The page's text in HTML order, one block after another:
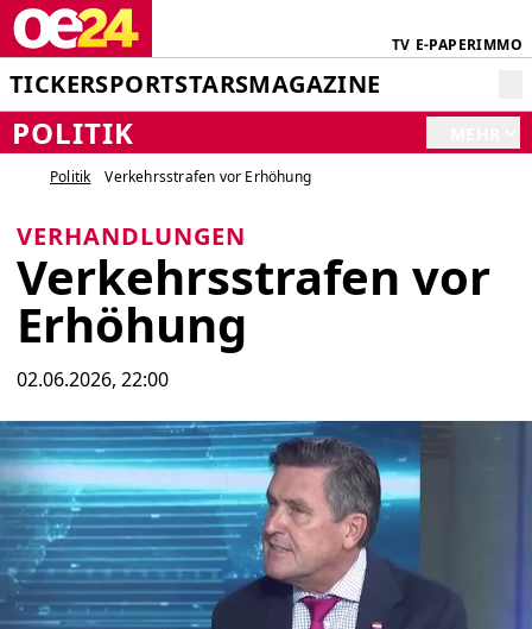
TV E-PAPERIMMO
TICKERSPORTSTARSMAGAZINE
POLITIK
Politik Verkehrsstrafen vor Erhöhung
VERHANDLUNGEN
Verkehrsstrafen vor
Erhöhung
02.06.2026, 22:00